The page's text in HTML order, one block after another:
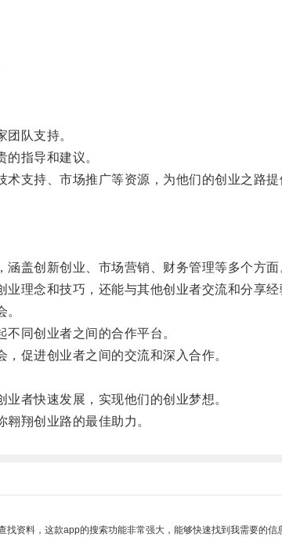
队支持。
指导和建议。
持、市场推广等资源，为他们的创业之路提
盖创新创业、市场营销、财务管理等多个方面
念和技巧，还能与其他创业者交流和分享经
同创业者之间的合作平台。
促进创业者之间的交流和深入合作。
者快速发展，实现他们的创业梦想。
翔创业路的最佳助力。
资料，这款app的搜索功能非常强大，能够快速找到我需要的信